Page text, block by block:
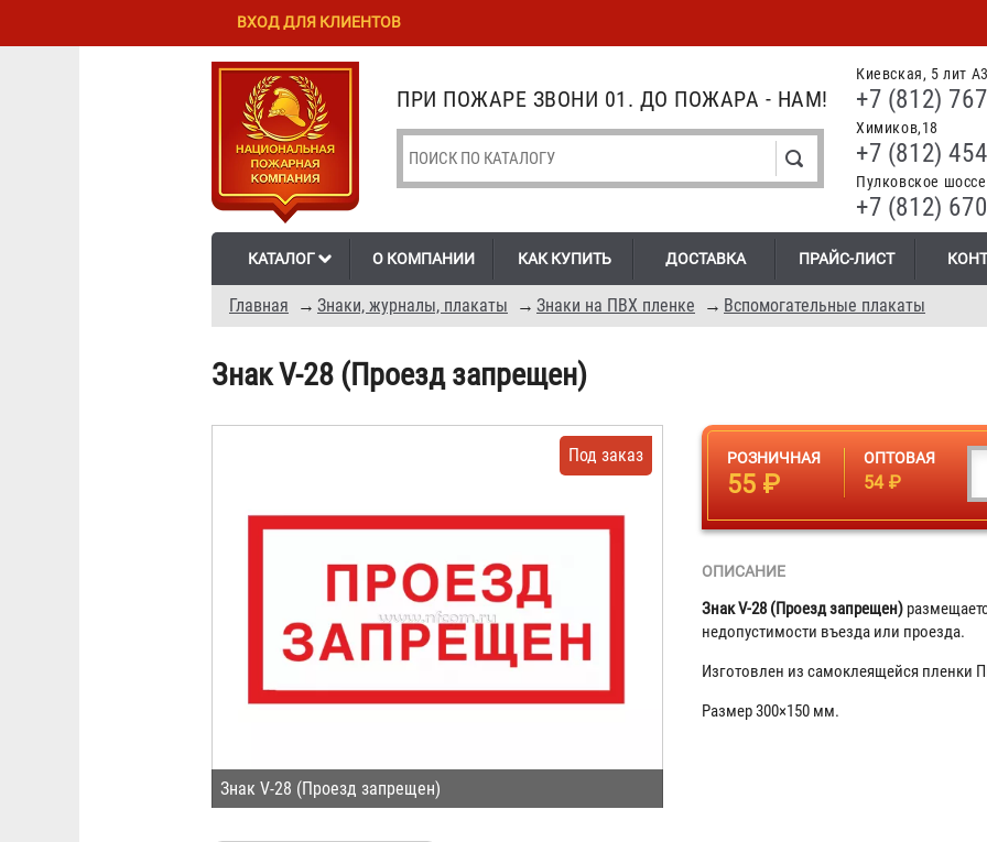
Перейти к
содержанию
Skip to
Киевская, 5 лит А3
+7 (812)
Химиков,18
+7 (812)
Пулковское
+7 (812)
ПРИ ПОЖАРЕ ЗВОНИ 01. ДО ПОЖАРА - НАМ!
КАТАЛОГ О КОМПАНИИ КАК КУПИТЬ ДОСТАВКА ПРАЙС-ЛИСТ
Главная → Знаки, журналы, плакаты → Знаки на ПВХ пленке → Вспомогательные плакаты
ВХОД ДЛЯ КЛИЕНТОВ
Знак V-28 (Проезд запрещен)
Знак V-28 (Проезд запрещен)
Под заказ РОЗНИЧНАЯ
55 ₽
ОПТОВАЯ
54 ₽
ОПИСАНИЕ
Знак V-28 (Проезд запрещен)
недопустимости въезда или проезда.
Изготовлен из самоклеящейся пленки
Размер 300×150 мм.